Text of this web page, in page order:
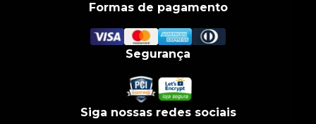
Formas de pagamento
Segurança
Siga nossas redes sociais